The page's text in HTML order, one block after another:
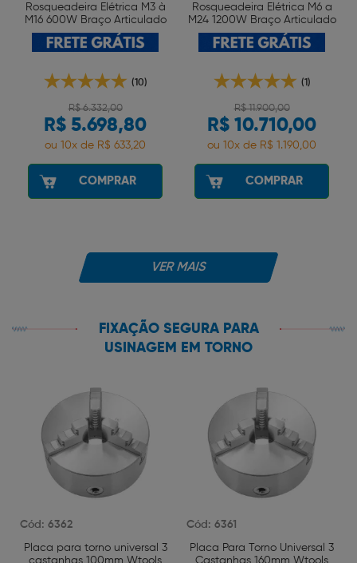
Rosqueadeira Elétrica M3 à
M16 600W Braço Articulado
Wtools
(10)
R$ 6.332,00
R$ 5.698,80
ou 10x de R$ 633,20
COMPRAR
Rosqueadeira Elétrica M6 a
M24 1200W Braço Articulado
Wtools
(1)
R$ 11.900,00
R$ 10.710,00
ou 10x de R$ 1.190,00
COMPRAR
VER MAIS
FIXAÇÃO SEGURA PARA
USINAGEM EM TORNO
Cód: 6362
Placa para torno universal 3
castanhas 100mm Wtools
Cód: 6361
Placa Para Torno Universal 3
Castanhas 160mm Wtools